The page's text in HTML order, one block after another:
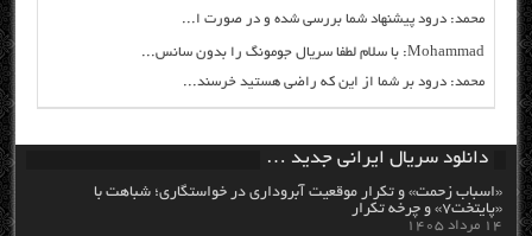
محمد: درود پیشنهاد شما بررسی شده و در صورت ا...
Mohammad: با سلام لطفا سریال جومونگ را بدون سانس...
محمد: درود بر شما از این که راضی هستید خرسند...
دانلود سریال ایرانی جدید …
«اسباب زحمت» و تکرار موقعیت آبروداری در خواستگاری؛ شباهت با
«پایتخت۷» و چرخه تکرار
۱۴ مرداد ۱۴۰۵